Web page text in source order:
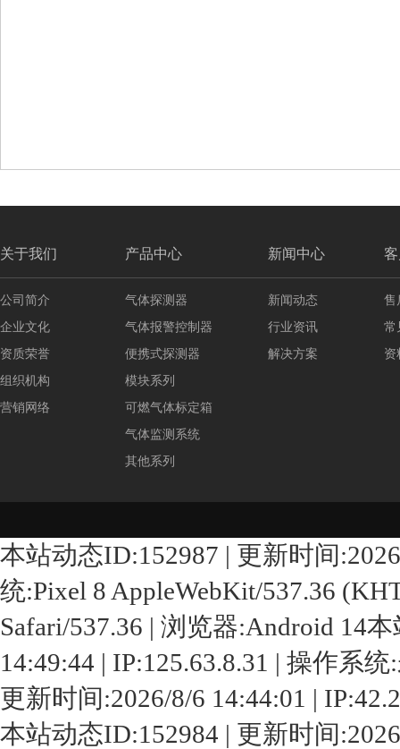
关于我们 产品中心 新闻中心
公司简介
企业文化
资质荣誉
组织机构
营销网络
气体探测器
气体报警控制器
便携式探测器
模块系列
可燃气体标定箱
气体监测系统
其他系列
新闻动态
行业资讯
解决方案
售
常
资
本站动态ID:152987 | 更新时间
统:Pixel 8 AppleWebKit/537.36
Safari/537.36 | 浏览器:Android 14
14:49:44 | IP:125.63.8.31 | 操作系
更新时间:2026/8/6 14:44:01 |
本站动态ID:152984 | 更新时间